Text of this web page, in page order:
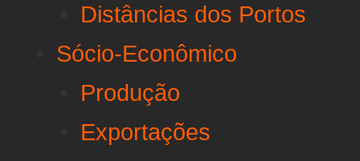
Distâncias dos Portos
Sócio-Econômico
Produção
Exportações